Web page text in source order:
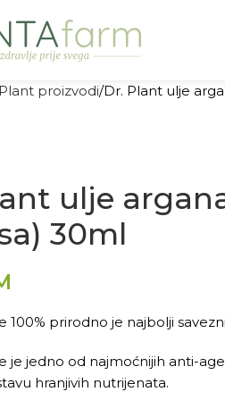
proizvodi Dr. Plant ulje
ulje
30ml
100% prirodno je najbolji
je jedno od najmoćnijih anti-
hranjivih nutrijenata.